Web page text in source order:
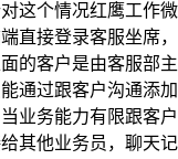
这个情况红鹰工作微
直接登录客服坐席，
的客户是由客服部主
通过跟客户沟通添加
业务能力有限跟客户
其他业务员，聊天记